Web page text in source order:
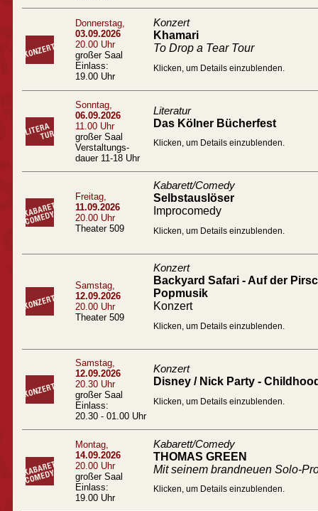
Donnerstag,
03.09.2026
20.00 Uhr
großer Saal
Einlass:
19.00 Uhr
Konzert
Khamari
To Drop a Tear Tour
Klicken, um Details einzublenden.
Sonntag,
06.09.2026
11.00 Uhr
großer Saal
Verstaltungs-
dauer 11-18 Uhr
Literatur
Das Kölner Bücherfest
Klicken, um Details einzublenden.
Freitag,
11.09.2026
20.00 Uhr
Theater 509
Kabarett/Comedy
Selbstauslöser
Improcomedy
Klicken, um Details einzublenden.
Samstag,
12.09.2026
20.00 Uhr
Theater 509
Konzert
Backyard Safari - Auf der
Popmusik
Konzert
Klicken, um Details einzublenden.
Samstag,
12.09.2026
20.30 Uhr
großer Saal
Einlass:
20.30 - 01.00 Uhr
Konzert
Disney / Nick Party -
Klicken, um Details einzublenden.
Montag,
14.09.2026
20.00 Uhr
großer Saal
Einlass:
19.00 Uhr
Kabarett/Comedy
THOMAS GREEN
Mit seinem brandneuen Solo-
Klicken, um Details einzublenden.